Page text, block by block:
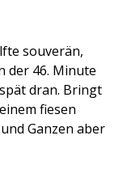
souverän,
der 46. Minute
dran. Bringt
fiesen
Ganzen aber